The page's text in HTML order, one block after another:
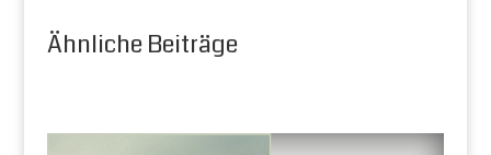
Ähnliche Beiträge